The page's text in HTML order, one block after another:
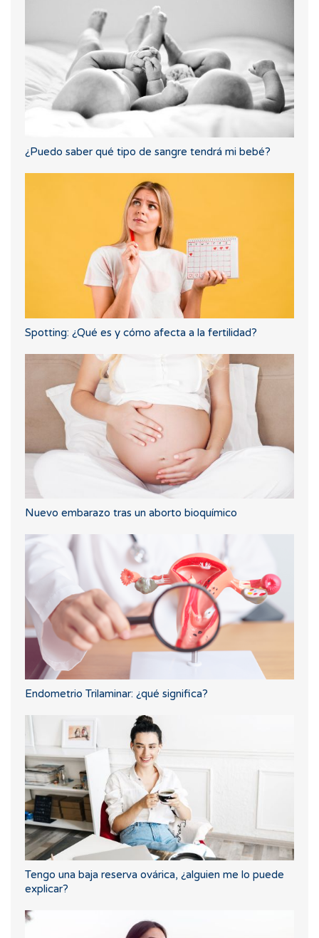
¿Puedo saber qué tipo de sangre tendrá mi bebé?
Spotting: ¿Qué es y cómo afecta a la fertilidad?
Nuevo embarazo tras un aborto bioquímico
Endometrio Trilaminar: ¿qué significa?
Tengo una baja reserva ovárica, ¿alguien me lo puede
explicar?